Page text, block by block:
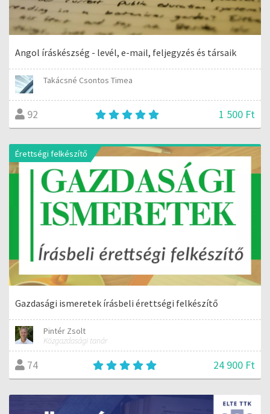
Angol íráskészség - levél, e-mail, feljegyzés és társaik
Takácsné Csontos Timea
92 1 500 Ft
Érettségi felkészítő
Gazdasági ismeretek írásbeli érettségi felkészítő
Pintér Zsolt
Közgazdasági tanár
74 24 900 Ft